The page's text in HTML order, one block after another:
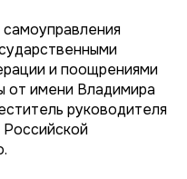
и поощрениями
от имени Владимира
руководителя